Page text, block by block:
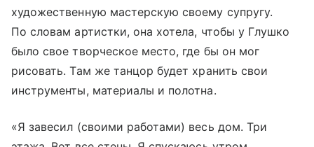
художественную мастерскую своему супругу.
По словам артистки, она хотела, чтобы у Глушко
было свое творческое место, где бы он мог
рисовать. Там же танцор будет хранить свои
инструменты, материалы и полотна.
«Я завесил (своими работами) весь дом. Три